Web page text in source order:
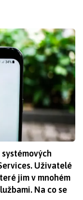
Uživatelé
jim v mnohém
Na co se